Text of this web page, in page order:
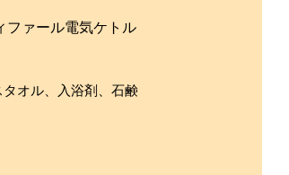
ール電気ケトル
ル、入浴剤、石鹸